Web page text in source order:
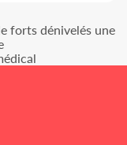
forts dénivelés une